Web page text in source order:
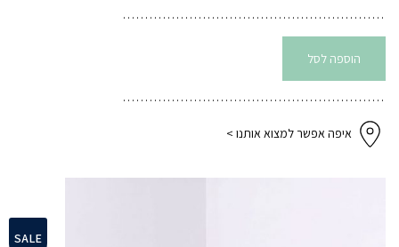
SALE
ילדים
אלון
הוספה לסל
איפה אפשר למצוא אותנו >